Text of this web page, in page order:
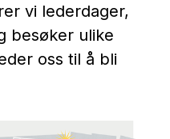
vi lederdager,
besøker ulike
oss til å bli